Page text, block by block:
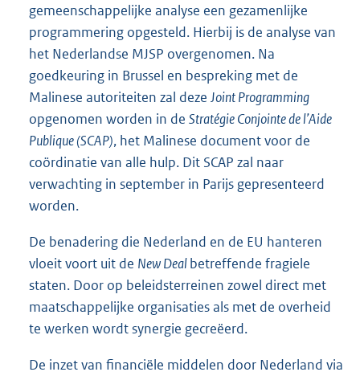
gemeenschappelijke analyse een gezamenlijke
programmering opgesteld. Hierbij is de analyse van
het Nederlandse MJSP overgenomen. Na
goedkeuring in Brussel en bespreking met de
Malinese autoriteiten zal deze Joint Programming
opgenomen worden in de Stratégie Conjointe de l’Aide
Publique (SCAP), het Malinese document voor de
coördinatie van alle hulp. Dit SCAP zal naar
verwachting in september in Parijs gepresenteerd
worden.
De benadering die Nederland en de EU hanteren
vloeit voort uit de New Dealbetreffende fragiele
staten. Door op beleidsterreinen zowel direct met
maatschappelijke organisaties als met de overheid
te werken wordt synergie gecreëerd.
De inzet van financiële middelen door Nederland via